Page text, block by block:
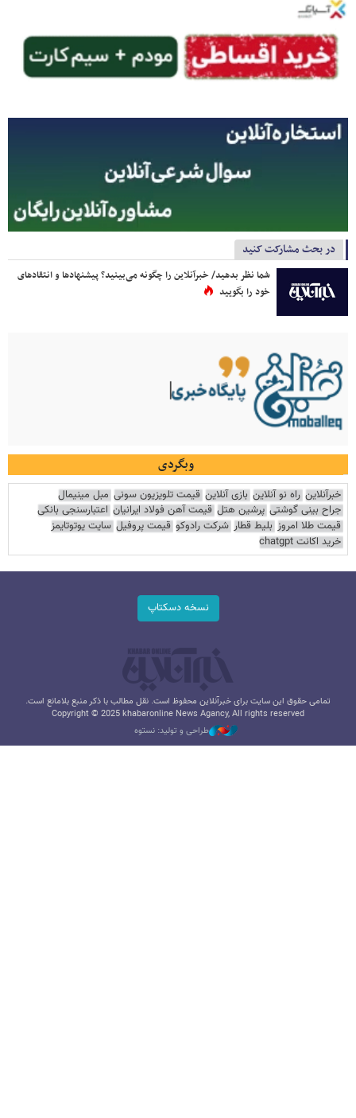
در بحث مشارکت کنید
شما نظر بدهید/ خبرآنلاین را چگونه می‌بینید؟ پیشنهادها و انتقادهای
خود را بگویید
وبگردی
خبرآنلاین راه نو آنلاین بازی آنلاین قیمت تلویزیون سونی مبل مینیمال
جراح بینی گوشتی پرشین هتل قیمت آهن فولاد ایرانیان اعتبارسنجی بانکی
قیمت طلا امروز بلیط قطار شرکت رادوکو قیمت پروفیل سایت یوتوتایمز
خرید اکانت chatgpt
نسخه دسکتاپ
تمامی حقوق این سایت برای خبرآنلاین محفوظ است. نقل مطالب با ذکر منبع بلامانع است.
Copyright © 2025 khabaronline News Agancy, All rights reserved
طراحی و تولید: نستوه